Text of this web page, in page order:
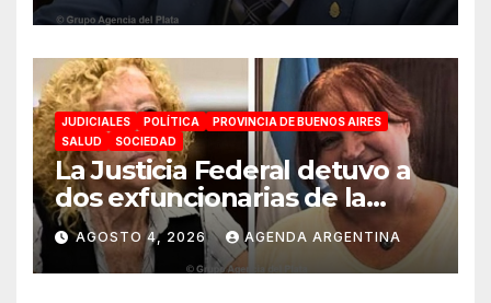
JUDICIALES POLÍTICA
PROVINCIA DE BUENOS AIRES
SALUD
SOCIEDAD
La Justicia Federal detuvo a
dos exfuncionarias de la
ANMAT y el INAME por la
causa del fentanilo
contaminado
AGOSTO 4, 2026 AGENDA ARGENTINA